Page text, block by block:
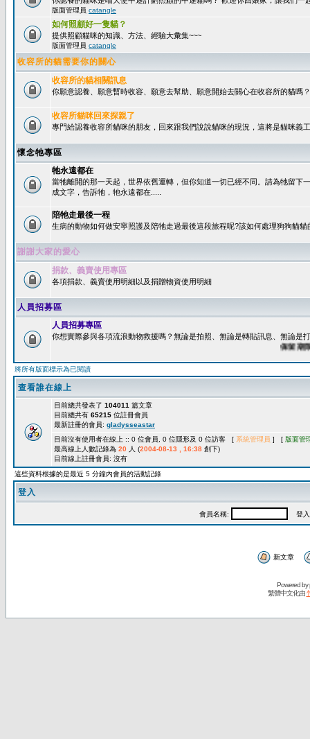
版面管理員 catangle
如何照顧好一隻貓？
提供照顧貓咪的知識、方法、經驗大彙集~~~
版面管理員 catangle
收容所的貓需要你的關心
收容所的貓相關訊息
你願意認養、願意暫時收容、願意去幫助、願意開始去關心在收容所的貓嗎？
收容所貓咪回來探親了
專門給認養收容所貓咪的朋友，回來跟我們說說貓咪的現況，這將是貓咪義
懷念牠專區
牠永遠都在
當牠離開的那一天起，世界依舊運轉，但你知道一切已經不同。請為牠留下
成文字，告訴牠，牠永遠都在.....
陪牠走最後一程
生病的動物如何做安寧照護及陪牠走過最後這段旅程呢?該如何處理狗狗貓貓
謝謝大家的愛心
捐款、義賣使用專區
各項捐款、義賣使用明細以及捐贈物資使用明細
人員招募區
人員招募專區
你想實際參與各項流浪動物救援嗎？無論是拍照、無論是轉貼訊息、無論是
保留期限：
將所有版面標示為已閱讀
查看誰在線上
目前總共發表了 104011 篇文章
目前總共有 65215 位註冊會員
最新註冊的會員: gladysseastar
目前沒有使用者在線上 :: 0 位會員, 0 位隱形及 0 位訪客 [ 系統管理員 ] [ 版面管
最高線上人數記錄為 20 人 (2004-08-13 , 16:38 創下)
目前線上註冊會員: 沒有
這些資料根據的是最近 5 分鐘內會員的活動記錄
登入
會員名稱: 登入
新文章
Powered by
繁體中文化由